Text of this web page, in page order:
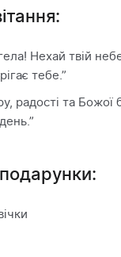
Нехай твій
тебе.”
радості та Божої